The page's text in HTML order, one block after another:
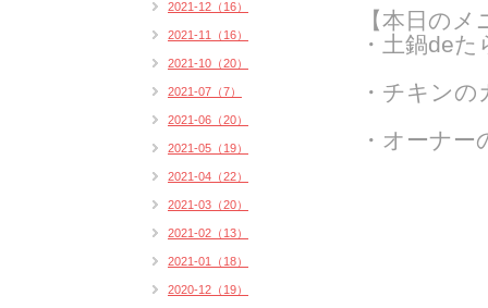
【本日のメ
・土鍋de
・チキン
・オーナ
2021-12（16）
2021-11（16）
2021-10（20）
2021-07（7）
2021-06（20）
2021-05（19）
2021-04（22）
2021-03（20）
2021-02（13）
2021-01（18）
2020-12（19）